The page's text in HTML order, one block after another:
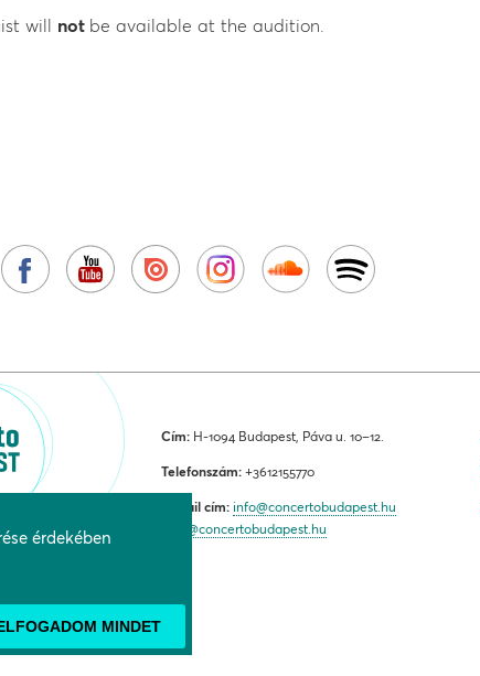
will not be available at the audition.
Cím: H-1094 Budapest, Páva u. 10–12.
Telefonszám: +3612155770
E-mail cím: info@concertobudapest.hu
jegy@concertobudapest.hu
érdekében
MINDET